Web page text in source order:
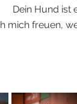
Dein Hund ist
mich freuen,